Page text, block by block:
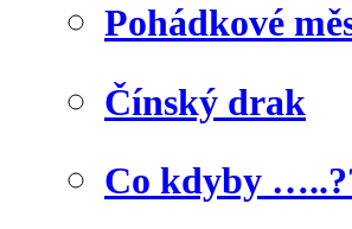
Pohádkové
Čínský drak
Co kdyby